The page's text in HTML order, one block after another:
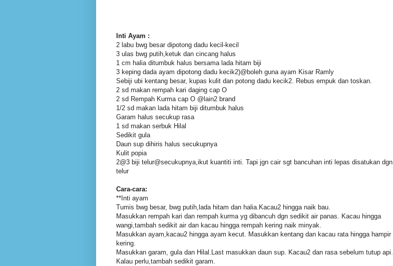
Inti Ayam :
2 labu bwg besar dipotong dadu kecil-kecil
3 ulas bwg putih,ketuk dan cincang halus
1 cm halia ditumbuk halus bersama lada hitam biji
3 keping dada ayam dipotong dadu kecik2)@boleh guna ayam Kisar Ramly
Sebiji ubi kentang besar, kupas kulit dan potong dadu kecik2. Rebus empuk dan toskan.
2 sd makan rempah kari daging cap O
2 sd Rempah Kurma cap O @lain2 brand
1/2 sd makan lada hitam biji ditumbuk halus
Garam halus secukup rasa
1 sd makan serbuk Hilal
Sedikit gula
Daun sup dihiris halus secukupnya
Kulit popia
2@3 biji telur@secukupnya,ikut kuantiti inti. Tapi jgn cair sgt bancuhan inti lepas disatukan dgn
telur
Cara-cara:
**Inti ayam
Tumis bwg besar, bwg putih,lada hitam dan halia.Kacau2 hingga naik bau.
Masukkan rempah kari dan rempah kurma yg dibancuh dgn sedikit air panas. Kacau hingga
wangi,tambah sedikit air dan kacau hingga rempah kering naik minyak.
Masukkan ayam,kacau2 hingga ayam kecut. Masukkan kentang dan kacau rata hingga hampir
kering.
Masukkan garam, gula dan Hilal.Last masukkan daun sup. Kacau2 dan rasa sebelum tutup api.
Kalau perlu,tambah sedikit garam.